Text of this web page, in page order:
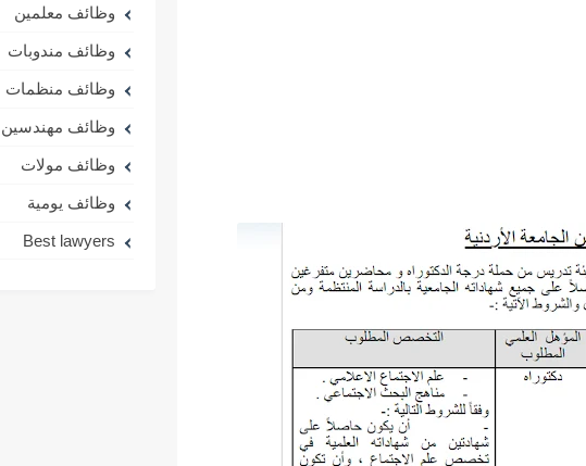
وظائف معلمين
وظائف مندوبات
وظائف منظمات
وظائف مهندسين
وظائف مولات
وظائف يومية
Best lawyers